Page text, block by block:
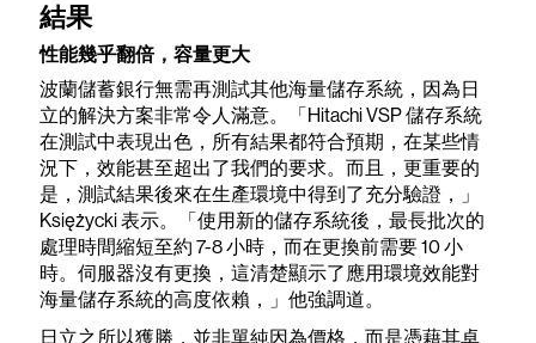
結果
性能幾乎翻倍，容量更大
波蘭儲蓄銀行無需再測試其他海量儲存系統，因為日
立的解決方案非常令人滿意。「Hitachi VSP 儲存系統
在測試中表現出色，所有結果都符合預期，在某些情
況下，效能甚至超出了我們的要求。而且，更重要的
是，測試結果後來在生產環境中得到了充分驗證，」
Księżycki 表示。「使用新的儲存系統後，最長批次的
處理時間縮短至約 7-8 小時，而在更換前需要 10 小
時。伺服器沒有更換，這清楚顯示了應用環境效能對
海量儲存系統的高度依賴，」他強調道。
日立之所以獲勝，並非單純因為價格，而是憑藉其卓